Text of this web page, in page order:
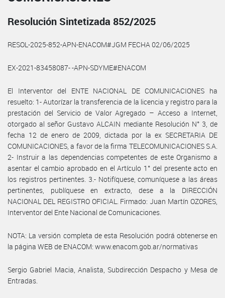
Resolución Sintetizada 852/2025
RESOL-2025-852-APN-ENACOM#JGM FECHA 02/06/2025
EX-2021-83458087- -APN-SDYME#ENACOM
El Interventor del ENTE NACIONAL DE COMUNICACIONES ha
resuelto: 1- Autorízar la transferencia de la licencia y registro para la
prestación del Servicio de Valor Agregado – Acceso a Internet,
otorgado al señor Gustavo ALCAIN mediante Resolución N° 3, de
fecha 12 de enero de 2009, dictada por la ex SECRETARIA DE
COMUNICACIONES, a favor de la firma TELECOMUNICACIONES S.A.
2- Instruir a las dependencias competentes de este Organismo a
asentar el cambio aprobado en el Artículo 1° del presente acto en
los registros pertinentes. 3.- Notifíquese, comuníquese a las áreas
pertinentes, publíquese en extracto, dese a la DIRECCIÓN
NACIONAL DEL REGISTRO OFICIAL. Firmado: Juan Martín OZORES,
Interventor del Ente Nacional de Comunicaciones.
NOTA: La versión completa de esta Resolución podrá obtenerse en
la página WEB de ENACOM: www.enacom.gob.ar/normativas
Sergio Gabriel Macia, Analista, Subdirección Despacho y Mesa de
Entradas.